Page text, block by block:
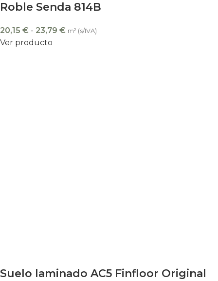
Roble Senda 814B
20,15 € - 23,79 € m² (s/IVA)
Ver producto
Suelo laminado AC5 Finfloor Original